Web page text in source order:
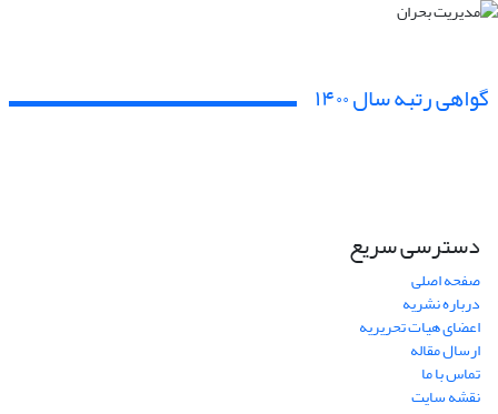
گواهی رتبه سال ۱۴۰۰
دسترسی سریع
صفحه اصلی
درباره نشریه
اعضای هیات تحریریه
ارسال مقاله
تماس با ما
نقشه سایت